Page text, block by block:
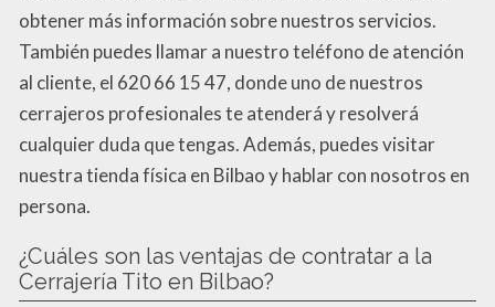
obtener más información sobre nuestros servicios.
También puedes llamar a nuestro teléfono de atención
al cliente, el 620 66 15 47, donde uno de nuestros
cerrajeros profesionales te atenderá y resolverá
cualquier duda que tengas. Además, puedes visitar
nuestra tienda física en Bilbao y hablar con nosotros en
persona.
¿Cuáles son las ventajas de contratar a la
Cerrajería Tito en Bilbao?